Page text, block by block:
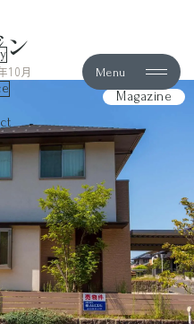
Menu
10月
Magazine